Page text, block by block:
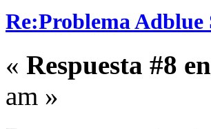
Re:Problema Adblue
« Respuesta #8
am »